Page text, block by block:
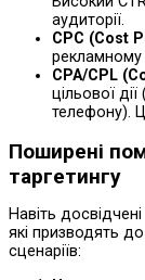
аудиторії.
CPC (Cost
CPA/CPL
цільової
телефону).
Поширені
таргетингу
Навіть
які призводять
сценаріїв: